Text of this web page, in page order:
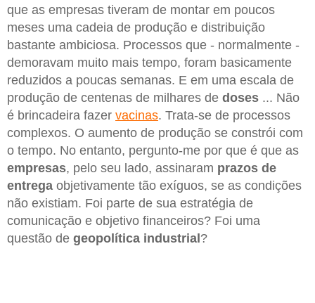
que as empresas tiveram de montar em poucos
meses uma cadeia de produção e distribuição
bastante ambiciosa. Processos que - normalmente -
demoravam muito mais tempo, foram basicamente
reduzidos a poucas semanas. E em uma escala de
produção de centenas de milhares de doses ... Não
é brincadeira fazer vacinas. Trata-se de processos
complexos. O aumento de produção se constrói com
o tempo. No entanto, pergunto-me por que é que as
empresas, pelo seu lado, assinaram prazos de
entrega objetivamente tão exíguos, se as condições
não existiam. Foi parte de sua estratégia de
comunicação e objetivo financeiros? Foi uma
questão de geopolítica industrial ?